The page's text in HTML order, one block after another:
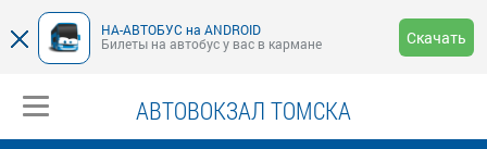
НА-АВТОБУС на ANDROID
Билеты на автобус у вас в кармане
Скачать
АВТОВОКЗАЛ ТОМСКА